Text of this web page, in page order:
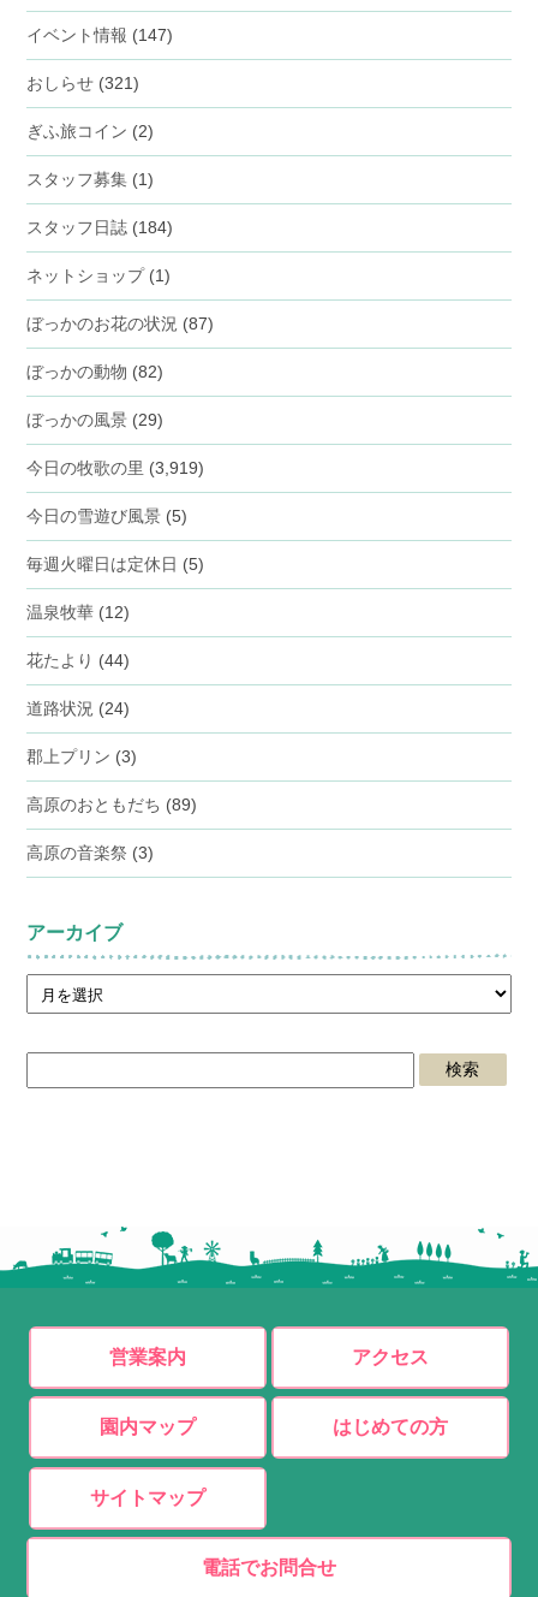
イベント情報 (147)
おしらせ (321)
ぎふ旅コイン (2)
スタッフ募集 (1)
スタッフ日誌 (184)
ネットショップ (1)
ぼっかのお花の状況 (87)
ぼっかの動物 (82)
ぼっかの風景 (29)
今日の牧歌の里 (3,919)
今日の雪遊び風景 (5)
毎週火曜日は定休日 (5)
温泉牧華 (12)
花たより (44)
道路状況 (24)
郡上プリン (3)
高原のおともだち (89)
高原の音楽祭 (3)
アーカイブ
営業案内 アクセス
園内マップ はじめての方
サイトマップ
電話でお問合せ